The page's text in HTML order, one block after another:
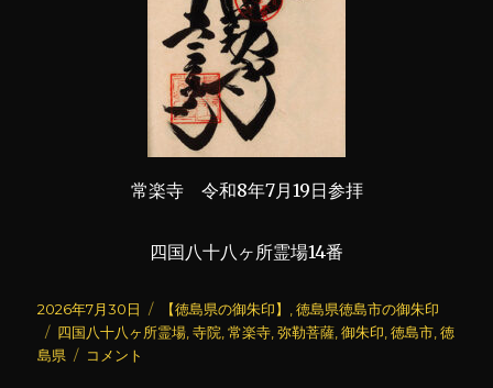
常楽寺 令和8年7月19日参拝
四国八十八ヶ所霊場14番
投
稿
日:
2026年7月30日
カ
テ
【徳島県の御朱印】 ,徳島県徳島市の御朱印
タ
グ
四国八十八ヶ所霊場 ,寺院 ,常楽寺 ,弥勒菩薩 ,御朱印 ,徳島市 ,徳
島県
常
コメント